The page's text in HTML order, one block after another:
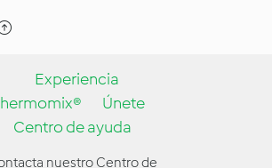
Experiencia
Únete
Centro de ayuda
nuestro Centro de